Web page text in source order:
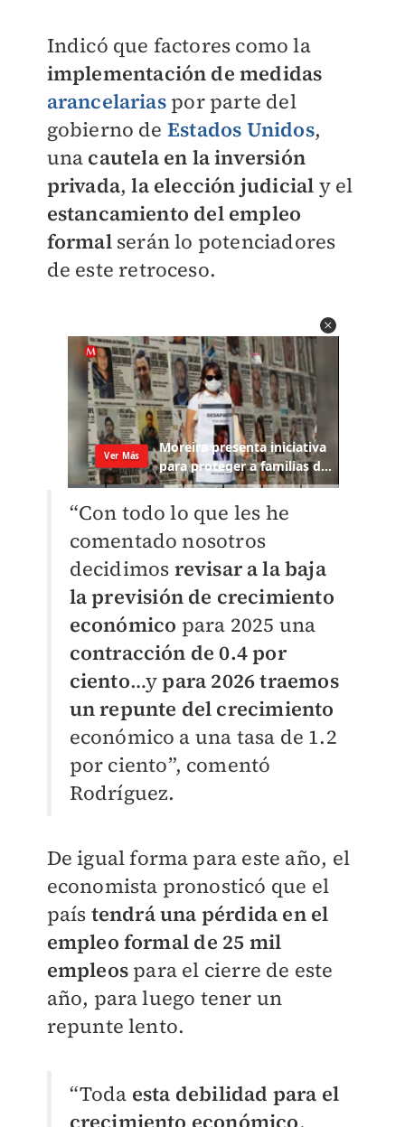
Indicó que factores como la
implementación de medidas
arancelarias por parte del
gobierno de Estados Unidos,
una cautela en la inversión
privada, la elección judicial y el
estancamiento del empleo
formalserán lo potenciadores
de este retroceso.
“Con todo lo que les he
comentado nosotros
decidimos revisar a la baja
la previsión de crecimiento
económico para 2025 una
contracción de 0.4 por
ciento…ypara 2026 traemos
un repunte del crecimiento
económico a una tasa de 1.2
por ciento”, comentó
Rodríguez.
De igual forma para este año, el
economista pronosticó que el
país tendrá una pérdida en el
empleo formal de 25 mil
empleospara el cierre de este
año, para luego tener un
repunte lento.
“Toda esta debilidad para el